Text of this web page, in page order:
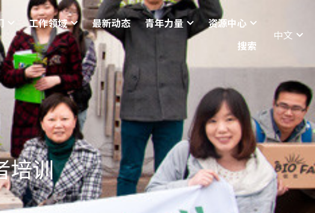
工作领域 最新动态 青年力量
资源中心
搜索
中文
培训